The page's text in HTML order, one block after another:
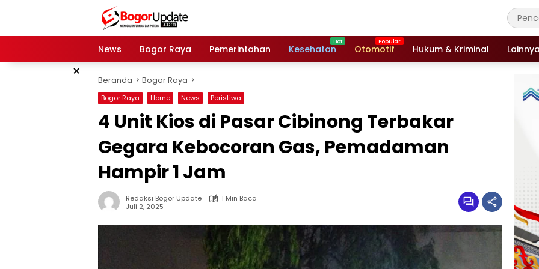
News
Bogor Raya Pemerintahan Kesehatan Otomotif Hukum & Kriminal
× Beranda Bogor Raya
Bogor Raya Home News Peristiwa
4 Unit Kios di Pasar Cibinong Terbakar
Gegara Kebocoran Gas, Pemadaman
Hampir 1 Jam
Redaksi Bogor Update
1 Min Baca
Juli 2, 2025